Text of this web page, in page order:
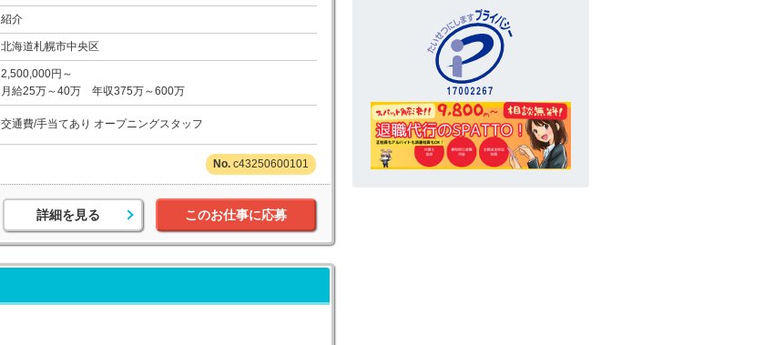
紹介
北海道札幌市中央区
2,500,000円～
月給25万～40万 年収375万～600万
交通費/手当てあり オープニングスタッフ
c43250600101
詳細を見る このお仕事に応募